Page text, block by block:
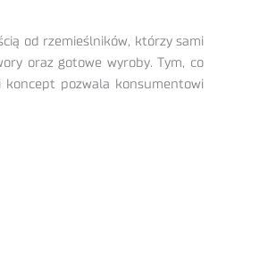
od rzemieślników, którzy sami
oraz gotowe wyroby. Tym, co
pozwala konsumentowi